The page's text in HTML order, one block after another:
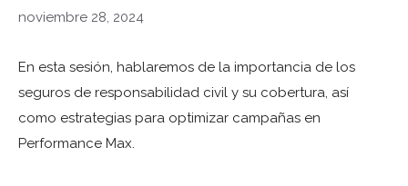
noviembre 28, 2024
En esta sesión, hablaremos de la importancia de los
seguros de responsabilidad civil y su cobertura, así
como estrategias para optimizar campañas en
Performance Max.